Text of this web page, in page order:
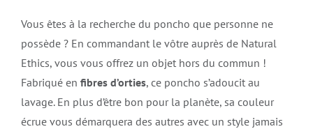
Vous êtes à la recherche du poncho que personne ne
possède ? En commandant le vôtre auprès de Natural
Ethics, vous vous offrez un objet hors du commun !
Fabriqué en fibres d’orties, ce poncho s’adoucit au
lavage. En plus d’être bon pour la planète, sa couleur
écrue vous démarquera des autres avec un style jamais